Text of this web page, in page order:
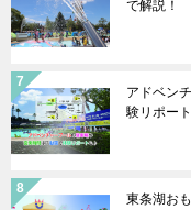
で解説！
アドベン
験リポー
東条湖お